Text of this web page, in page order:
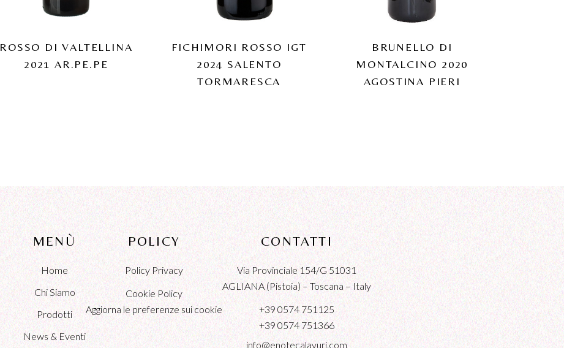
ROSSO DI VALTELLINA
2021 AR.PE.PE
FICHIMORI ROSSO IGT
2024 SALENTO
TORMARESCA
BRUNELLO DI
MONTALCINO 2020
AGOSTINA PIERI
MENÙ
Home
Chi Siamo
Prodotti
News & Eventi
POLICY
Policy Privacy
Cookie Policy
Aggiorna le preferenze sui cookie
CONTATTI
Via Provinciale 154/G 51031
AGLIANA (Pistoia) – Toscana – Italy
+39 0574 751125
+39 0574 751366
info@enotecalavuri.com